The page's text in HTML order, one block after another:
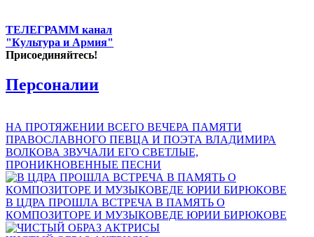
ТЕЛЕГРАММ канал
"Культура и Армия"
Присоединяйтесь!
Персоналии
НА ПРОТЯЖЕНИИ ВСЕГО ВЕЧЕРА ПАМЯТИ
ПРАВОСЛАВНОГО ПЕВЦА И ПОЭТА ВЛАДИМИРА
ВОЛКОВА ЗВУЧАЛИ ЕГО СВЕТЛЫЕ,
ПРОНИКНОВЕННЫЕ ПЕСНИ
В ЦДРА ПРОШЛА ВСТРЕЧА В ПАМЯТЬ О
КОМПОЗИТОРЕ И МУЗЫКОВЕДЕ ЮРИИ БИРЮКОВЕ